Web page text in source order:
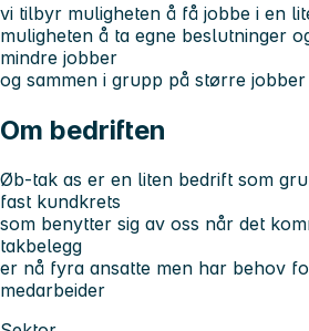
vi tilbyr muligheten å få jobbe i en
muligheten å ta egne beslutninger
mindre jobber
og sammen i grupp på større jobber
Om bedriften
Øb-tak as er en liten bedrift som
fast kundkrets
som benytter sig av oss når det
takbelegg
er nå fyra ansatte men har behov
medarbeider